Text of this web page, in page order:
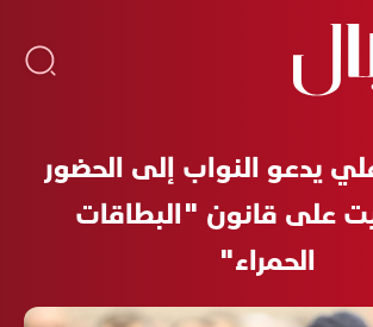
يدعو النواب إلى الحضور
على قانون "البطاقات
الحمراء"